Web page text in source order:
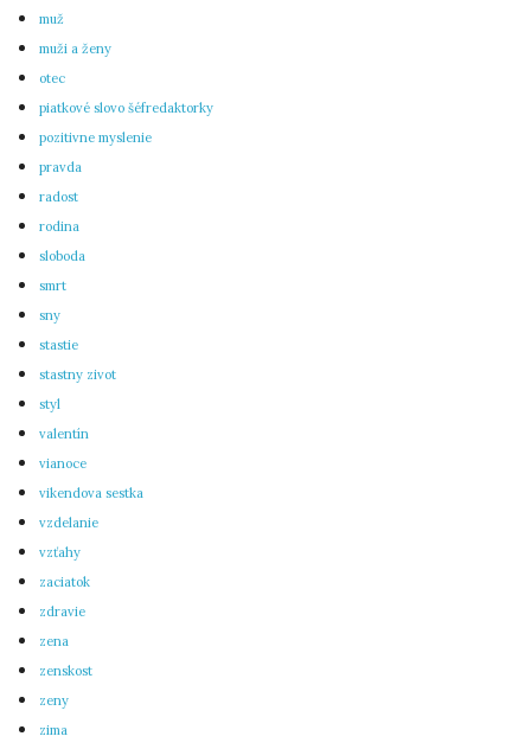
muž
muži a ženy
otec
piatkové slovo šéfredaktorky
pozitivne myslenie
pravda
radost
rodina
sloboda
smrt
sny
stastie
stastny zivot
styl
valentín
vianoce
vikendova sestka
vzdelanie
vzťahy
zaciatok
zdravie
zena
zenskost
zeny
zima